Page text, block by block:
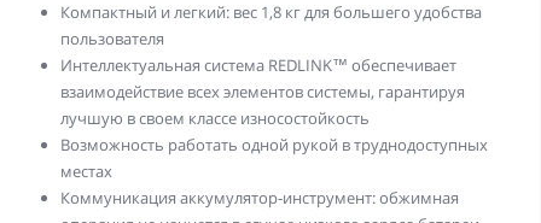
Компактный и легкий: вес 1,8 кг для большего удобства
пользователя
Интеллектуальная система REDLINK™ обеспечивает
взаимодействие всех элементов системы, гарантируя
лучшую в своем классе износостойкость
Возможность работать одной рукой в труднодоступных
местах
Коммуникация аккумулятор-инструмент: обжимная